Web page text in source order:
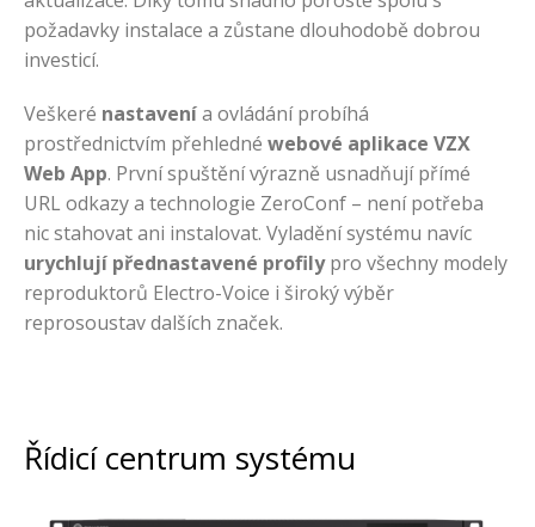
požadavky instalace a zůstane dlouhodobě dobrou
investicí.
Veškeré nastavenía ovládání probíhá
prostřednictvím přehledné webové aplikace VZX
Web App. První spuštění výrazně usnadňují přímé
URL odkazy a technologie ZeroConf – není potřeba
nic stahovat ani instalovat. Vyladění systému navíc
urychlují přednastavené profilypro všechny modely
reproduktorů Electro-Voice i široký výběr
reprosoustav dalších značek.
Řídicí centrum systému